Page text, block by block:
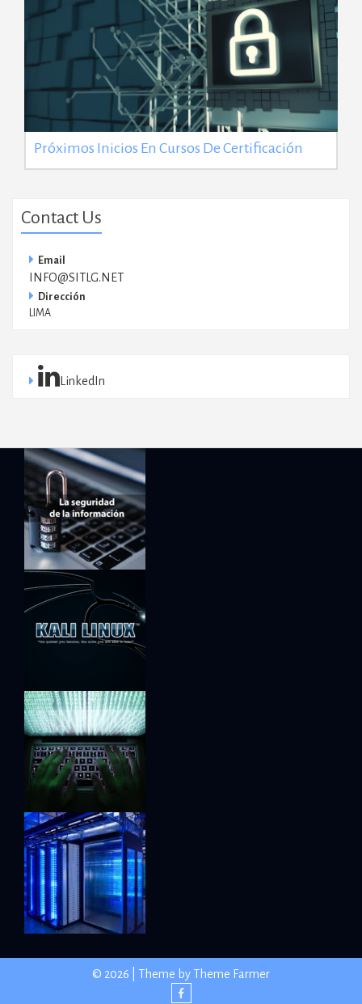
Próximos Inicios En Cursos De Certificación
Contact Us
Email
INFO@SITLG.NET
Dirección
LIMA
LinkedIn
© 2026 | Theme by Theme Farmer